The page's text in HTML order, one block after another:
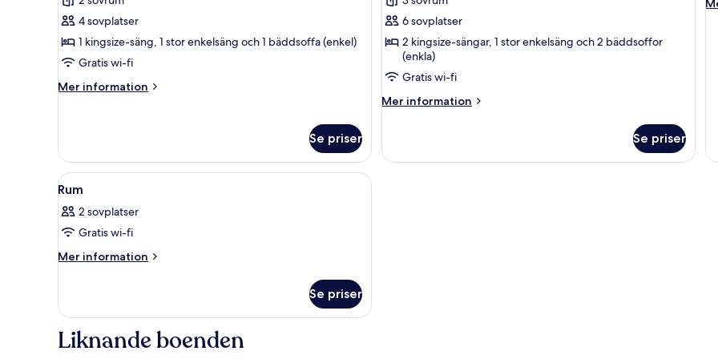
Bedrooms
Ocean
Villa
4 sovplatser
1 kingsize-säng, 1 stor enkelsäng och 1 bäddsoffa (enkel)
Gratis wi-fi
Mer information
Mer
Ocean
Villa
Se priser
3
Bedrooms,
Ocean
View
6 sovplatser
2 kingsize-sängar, 1 stor enkelsäng och 2 bäddsoffor
(enkla)
Gratis wi-fi
Mer information
Mer
3
Se priser
Öppna
alla
foton
för
Rum
Sängtillbehör av högsta kvalitet och minibar
6
Rum
2 sovplatser
Gratis wi-fi
Mer information
Mer
Se priser
Liknande boenden